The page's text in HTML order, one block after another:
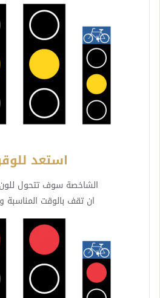
استعد
الشاخصة سوف تتحول للون
ان تقف بالوقت المناسبة